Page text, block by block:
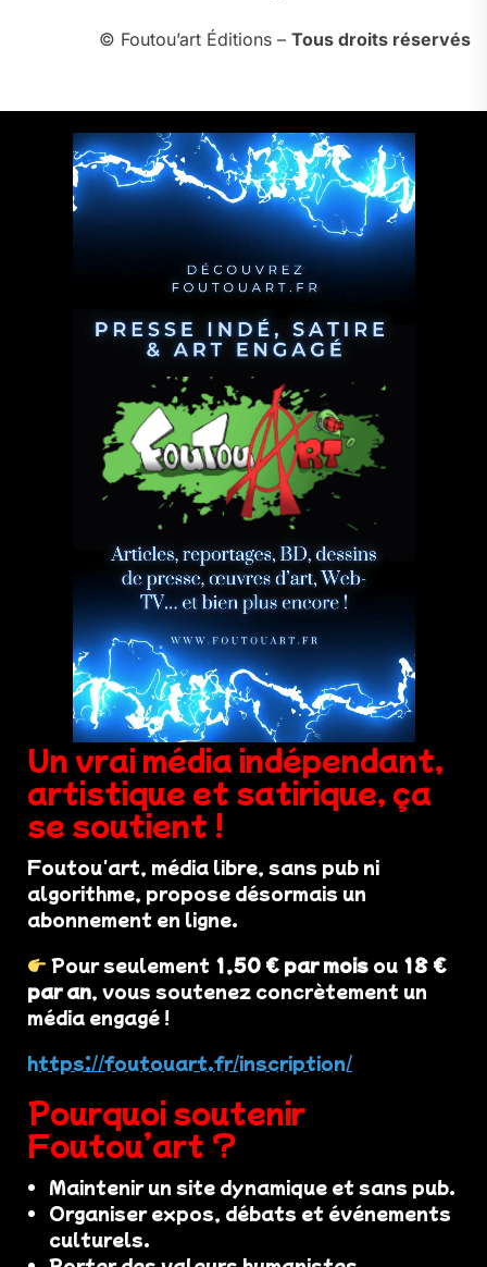
© Foutou’art Éditions – Tous droits réservés
Un vrai média indépendant,
artistique et satirique, ça
se soutient !
Foutou'art, média libre, sans pub ni
algorithme, propose désormais un
abonnement en ligne.
Pour seulement 1,50 € par mois ou 18 €
par an, vous soutenez concrètement un
média engagé !
https://foutouart.fr/inscription/
Pourquoi soutenir
Foutou’art ?
Maintenir un site dynamique et sans pub.
Organiser expos, débats et événements
culturels.